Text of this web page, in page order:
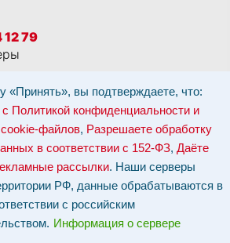
«Принять», вы подтверждаете, что:
Политикой конфиденциальности и
файлов, Разрешаете обработку
в соответствии с 152-ФЗ, Даёте
рассылки. Наши серверы
РФ, данные обрабатываются в
с российским
Информация о сервере
12 79
сайт, и обращаясь к нам, вы:Соглашаетесь с
и использованием cookie-файлов,
данных в соответствии с 152-ФЗ
рассылки.
персональных данных: по эл-почте:
8 800 551 30 80
законодательством.Информация о сервере и
информационный характер и не является